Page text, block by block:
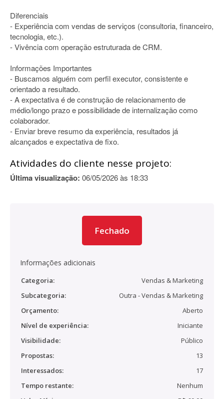
Diferenciais
- Experiência com vendas de serviços (consultoria, financeiro,
tecnologia, etc.).
- Vivência com operação estruturada de CRM.
Informações Importantes
- Buscamos alguém com perfil executor, consistente e
orientado a resultado.
- A expectativa é de construção de relacionamento de
médio/longo prazo e possibilidade de internalização como
colaborador.
- Enviar breve resumo da experiência, resultados já
alcançados e expectativa de fixo.
Atividades do cliente nesse projeto:
Última visualização: 06/05/2026 às 18:33
Fechado
Informações adicionais
Categoria:
Vendas & Marketing
Subcategoria:
Outra - Vendas & Marketing
Orçamento:
Aberto
Nível de experiência:
Iniciante
Visibilidade:
Público
Propostas:
13
Interessados:
17
Tempo restante:
Nenhum